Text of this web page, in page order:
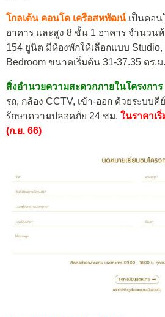
โกลเด้น คอนโด เครือสหพัฒน์ เป็นคอน
อาคาร และสูง 8 ชั้น 1 อาคาร จำนวน
154 ยูนิต มีห้องพักให้เลือกแบบ Studio,
Bedroom ขนาดเริ่มต้น 31-37.35 ตร.ม.
สิ่งอำนวยความสะดวกภายในโครงการ
รถ, กล้อง CCTV, เข้า-ออก ด้วยระบบ
รักษาความปลอดภัย 24 ชม. ในราคาเ
(ก.ย. 66)